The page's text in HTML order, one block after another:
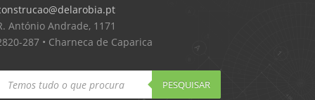
António Andrade, 1171
287 • Charneca de Caparica
search PESQUISAR